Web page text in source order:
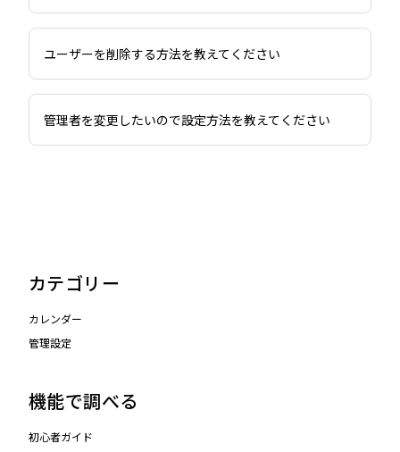
ユーザーを削除する方法を教えてください
管理者を変更したいので設定方法を教えてください
カテゴリー
カレンダー
管理設定
機能で調べる
初心者ガイド